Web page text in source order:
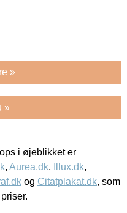
»
»
i øjeblikket er
, Aurea.dk, Illux.dk,
og Citatplakat.dk, som